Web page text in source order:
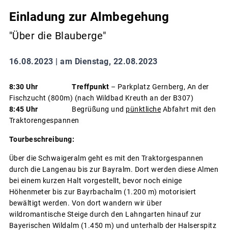
Einladung zur Almbegehung
"Über die Blauberge"
16.08.2023 | am Dienstag, 22.08.2023
8:30 Uhr Treffpunkt – Parkplatz Gernberg, An der
Fischzucht (800m) (nach Wildbad Kreuth an der B307)
8:45 Uhr Begrüßung und pünktliche Abfahrt mit den
Traktorengespannen
Tourbeschreibung:
Über die Schwaigeralm geht es mit den Traktorgespannen
durch die Langenau bis zur Bayralm. Dort werden diese Almen
bei einem kurzen Halt vorgestellt, bevor noch einige
Höhenmeter bis zur Bayrbachalm (1.200 m) motorisiert
bewältigt werden. Von dort wandern wir über
wildromantische Steige durch den Lahngarten hinauf zur
Bayerischen Wildalm (1.450 m) und unterhalb der Halserspitz